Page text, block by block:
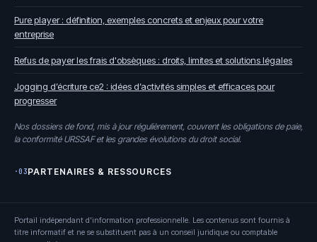
Pure player : définition, exemples concrets et enjeux pour votre
entreprise
Refus de payer les frais d'obsèques : droits, limites et solutions légales
Jogging d’écriture ce2 : idées d’activités simples et efficaces pour
progresser
Nos dossiers de fond, mis à jour régulièrement, couvrent les obligations de paie,
la conformité URSSAF et les grandes évolutions du droit social.
·03PARTENAIRES & RESSOURCES
Portail indépendant d'information professionnelle. Les contenus sont fournis à
titre informatif et ne se substituent pas à un conseil juridique ou comptable